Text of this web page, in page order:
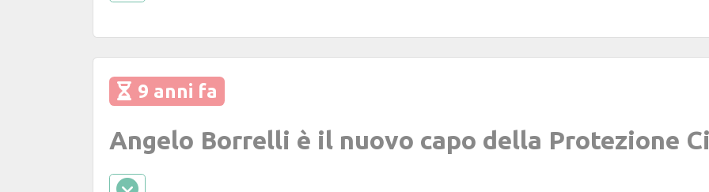
9 anni fa
Angelo Borrelli è il nuovo capo della Protezione